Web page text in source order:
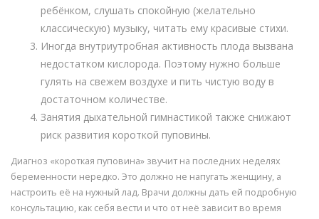
ребёнком, слушать спокойную (желательно
классическую) музыку, читать ему красивые стихи.
Иногда внутриутробная активность плода вызвана
недостатком кислорода. Поэтому нужно больше
гулять на свежем воздухе и пить чистую воду в
достаточном количестве.
Занятия дыхательной гимнастикой также снижают
риск развития короткой пуповины.
Диагноз «короткая пуповина» звучит на последних неделях
беременности нередко. Это должно не напугать женщину, а
настроить её на нужный лад. Врачи должны дать ей подробную
консультацию, как себя вести и что от неё зависит во время